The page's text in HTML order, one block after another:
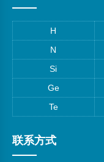
H
N
Si
Ge
Te
联系方式